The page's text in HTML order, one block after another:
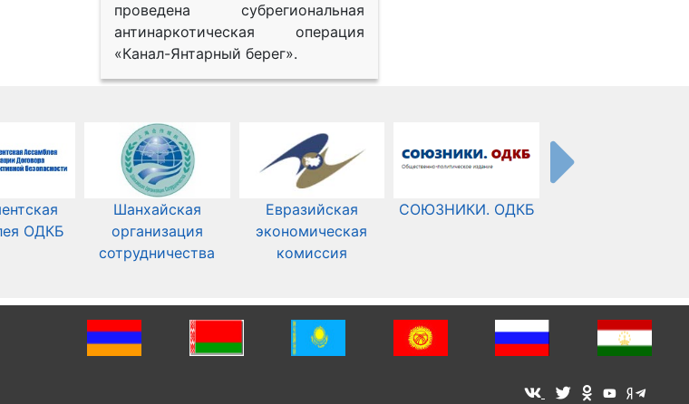
проведена субрегиональная
антинаркотическая операция
«Канал-Янтарный берег».
ОДКБ
Шанхайская
организация
сотрудничества
Евразийская
экономическая
комиссия
СОЮЗНИКИ. ОДКБ